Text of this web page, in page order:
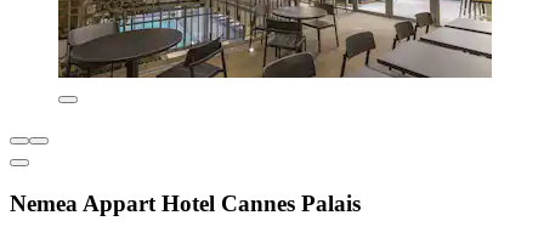
Nemea Appart Hotel Cannes Palais